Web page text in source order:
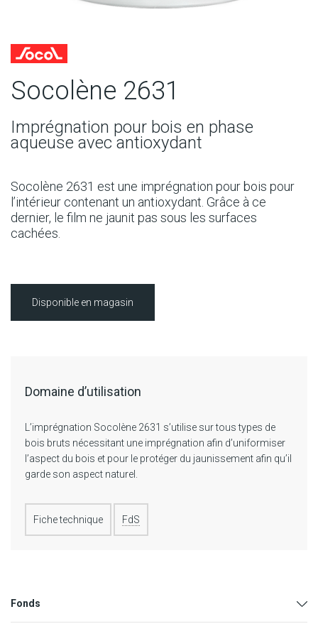
Socolène 2631
Imprégnation pour bois en phase
aqueuse avec antioxydant
Socolène 2631 est une imprégnation pour bois pour
l’intérieur contenant un antioxydant. Grâce à ce
dernier, le film ne jaunit pas sous les surfaces
cachées.
Disponible en magasin
Domaine d’utilisation
L’imprégnation Socolène 2631 s’utilise sur tous types de
bois bruts nécessitant une imprégnation afin d’uniformiser
l’aspect du bois et pour le protéger du jaunissement afin qu’il
garde son aspect naturel.
Fiche technique FdS
Fonds